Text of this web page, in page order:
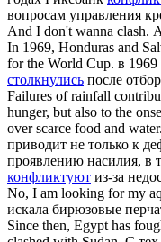
вопросам управления
And I don't wanna clash.
In 1969, Honduras and
for the World Cup. в 1969
столкнулись после
Failures of rainfall
hunger, but also to the
over scarce food and water.
приводит не только к
проявлению насилия, в
конфликтуют из-за
No, I am looking for my
искала бирюзовые
Since then, Egypt has